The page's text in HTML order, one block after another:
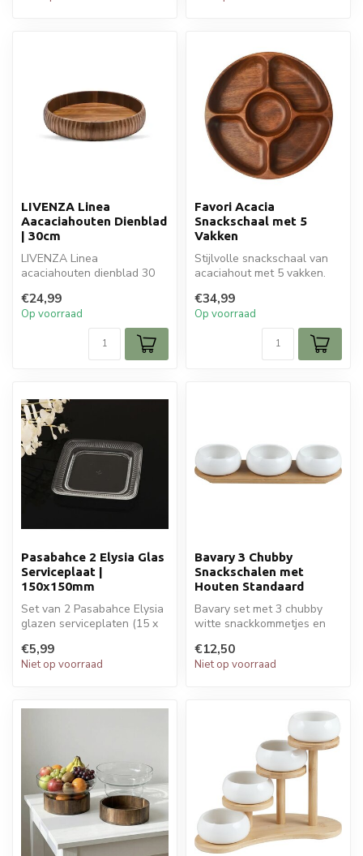
LIVENZA Linea
Aacaciahouten Dienblad
| 30cm
LIVENZA Linea
acaciahouten dienblad 30
Luxe houten tray...
€24,99
Op voorraad
Favori Acacia
Snackschaal met 5
Vakken
Stijlvolle snackschaal van
acaciahout met 5 vakken.
b...
€34,99
Op voorraad
Pasabahce 2 Elysia Glas
Serviceplaat |
150x150mm
Set van 2 Pasabahce Elysia
glazen serviceplaten (15 x
€5,99
Niet op voorraad
Bavary 3 Chubby
Snackschalen met
Houten Standaard
Bavary set met 3 chubby
witte snackkommetjes en
voor b...
€12,50
Niet op voorraad